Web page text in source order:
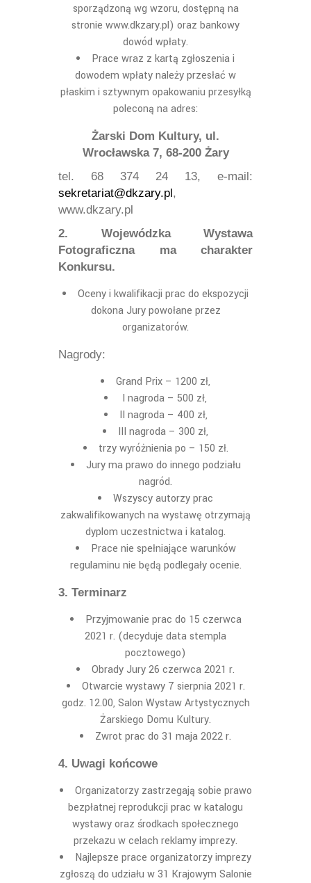
sporządzoną wg wzoru, dostępną na
stronie www.dkzary.pl) oraz bankowy
dowód wpłaty.
Prace wraz z kartą zgłoszeniai
dowodem wpłatynależy przesłać w
płaskim i sztywnym opakowaniu przesyłką
poleconą na adres:
Żarski Dom Kultury, ul.
Wrocławska 7, 68-200 Żary
tel. 68 374 24 13, e-mail:
sekretariat@dkzary.pl,
www.dkzary.pl
2. Wojewódzka Wystawa
Fotograficzna ma charakter
Konkursu.
Oceny i kwalifikacji prac do ekspozycji
dokona Jury powołane przez
organizatorów.
Nagrody:
Grand Prix – 1200 zł,
I nagroda – 500 zł,
II nagroda – 400 zł,
III nagroda – 300 zł,
trzywyróżnienia po – 150 zł.
Jury ma prawo do innego podziału
nagród.
Wszyscy autorzy prac
zakwalifikowanych na wystawę otrzymają
dyplom uczestnictwa i katalog.
Prace nie spełniające warunków
regulaminu nie będą podlegały ocenie.
3. Terminarz
Przyjmowanie prac do 15 czerwca
2021 r. (decyduje data stempla
pocztowego)
Obrady Jury 26 czerwca2021 r.
Otwarcie wystawy 7 sierpnia 2021 r.
godz. 12.00, Salon Wystaw Artystycznych
Żarskiego Domu Kultury.
Zwrot prac do 31 maja2022r.
4. Uwagi końcowe
Organizatorzy zastrzegają sobie prawo
bezpłatnej reprodukcji prac w katalogu
wystawy oraz środkach społecznego
przekazu w celach reklamy imprezy.
Najlepsze prace organizatorzy imprezy
zgłoszą do udziału w 31 Krajowym Salonie